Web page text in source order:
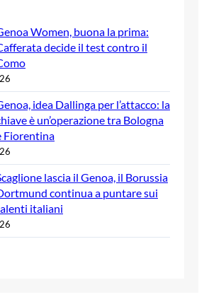
Women, buona la prima:
decide il test contro il
idea Dallinga per l’attacco: la
è un’operazione tra Bologna
Fiorentina
lascia il Genoa, il Borussia
continua a puntare sui
italiani